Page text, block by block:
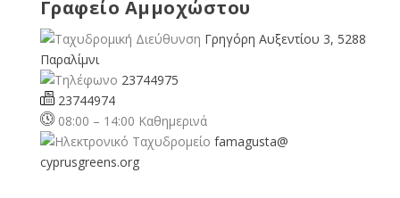
Γραφείο Αμμοχώστου
Γρηγόρη Αυξεντίου 3, 5288
Παραλίμνι
23744975
23744974
08:00 – 14:00 Καθημερινά
famagusta@
cyprusgreens.org